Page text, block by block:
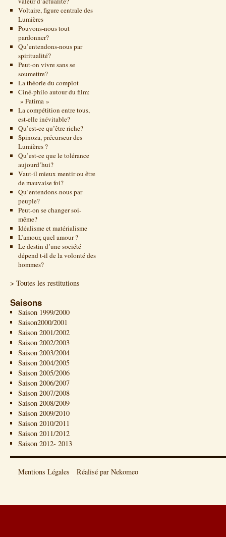
Voltaire, figure centrale des
Lumières
Pouvons-nous tout
pardonner?
Qu’entendons-nous par
spiritualité?
Peut-on vivre sans se
soumettre?
La théorie du complot
Ciné-philo autour du film:
» Fatima »
La compétition entre tous,
est-elle inévitable?
Qu’est-ce qu’être riche?
Spinoza, précurseur des
Lumières ?
Qu’est-ce que le tolérance
aujourd’hui?
Vaut-il mieux mentir ou être
de mauvaise foi?
Qu’entendons-nous par
peuple?
Peut-on se changer soi-
même?
Idéalisme et matérialisme
L’amour, quel amour ?
Le destin d’une société
dépend t-il de la volonté des
hommes?
> Toutes les restitutions
Saisons
Saison 1999/2000
Saison2000/2001
Saison 2001/2002
Saison 2002/2003
Saison 2003/2004
Saison 2004/2005
Saison 2005/2006
Saison 2006/2007
Saison 2007/2008
Saison 2008/2009
Saison 2009/2010
Saison 2010/2011
Saison 2011/2012
Saison 2012- 2013
Mentions Légales Réalisé par Nekomeo